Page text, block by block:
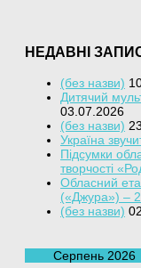
НЕДАВНІ
(без назви)
Дитячий
03.07.2026
(без назви)
Україна
Підсумки
творчості
Обласний
(«Джура») –
(без назви)
Серпень 2026